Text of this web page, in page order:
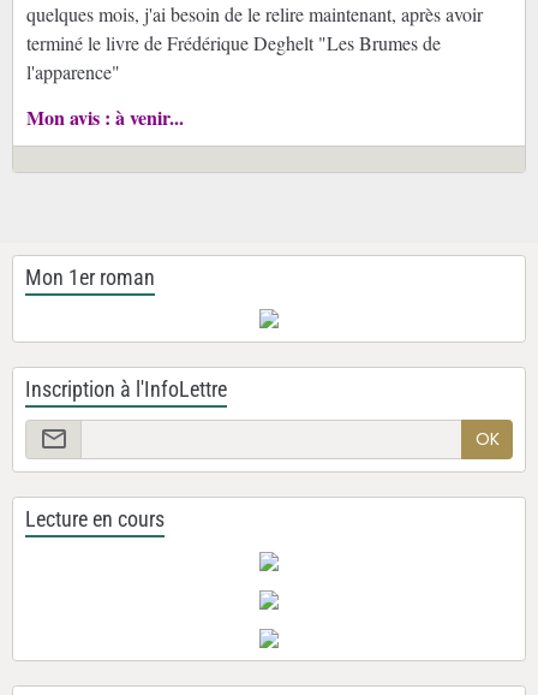
quelques mois, j'ai besoin de le relire maintenant, après avoir
terminé le livre de Frédérique Deghelt "Les Brumes de
l'apparence"
Mon avis : à venir...
Mon 1er roman
Inscription à l'InfoLettre
OK
Lecture en cours